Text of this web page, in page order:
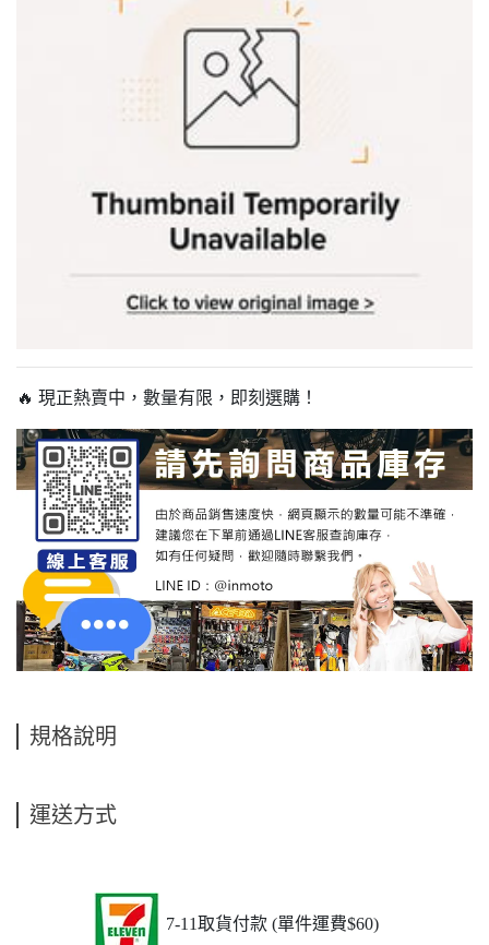
🔥 現正熱賣中，數量有限，即刻選購！
規格說明
運送方式
7-11取貨付款 (單件運費$60)